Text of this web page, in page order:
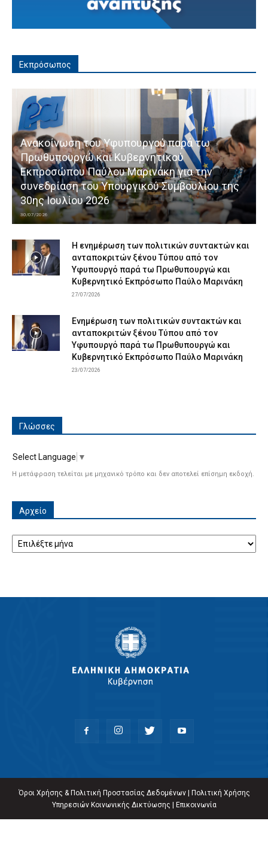
Εκπρόσωπος
Ανακοίνωση του Υφυπουργού παρά τω
Πρωθυπουργώ και Κυβερνητικού
Εκπροσώπου Παύλου Μαρινάκη για την
συνεδρίαση του Υπουργικού Συμβουλίου της
30ης Ιουλίου 2026
30/07/2026
Η ενημέρωση των πολιτικών συντακτών και
ανταποκριτών ξένου Τύπου από τον
Υφυπουργό παρά τω Πρωθυπουργώ και
Κυβερνητικό Εκπρόσωπο Παύλο Μαρινάκη
27/07/2026
Ενημέρωση των πολιτικών συντακτών και
ανταποκριτών ξένου Τύπου από τον
Υφυπουργό παρά τω Πρωθυπουργώ και
Κυβερνητικό Εκπρόσωπο Παύλο Μαρινάκη
23/07/2026
Γλώσσες
Select Language ▼
Η μετάφραση τελείται με μηχανικό τρόπο και δεν αποτελεί επίσημη εκδοχή.
Αρχείο
Όροι Χρήσης & Πολιτική Προστασίας Δεδομένων|
Πολιτική Χρήσης
Υπηρεσιών Κοινωνικής Δικτύωσης
Επικοινωνία